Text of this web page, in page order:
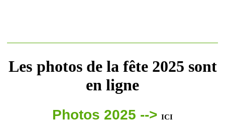
Les photos de la fête 2025 sont
en ligne
Photos 2025 --> ICI